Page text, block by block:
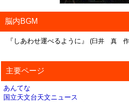
脳内BGM
『しあわせ運べるように』 (臼井 真 作
主要ページ
あんてな
国立天文台天文ニュース